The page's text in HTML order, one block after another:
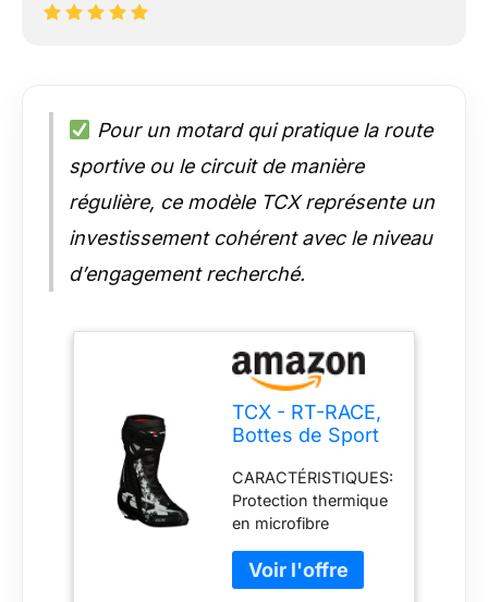
Pour un motard qui pratique la route
sportive ou le circuit de manière
régulière, ce modèle TCX représente un
investissement cohérent avec le niveau
d’engagement recherché.
TCX - RT-RACE,
Bottes de Sport
Protections,
Homme,
Noir/Blanc/Gris,
46
CARACTÉRISTIQUES:
Protection thermique
en microfibre
l'abrasion pour une
meilleure adhérence;